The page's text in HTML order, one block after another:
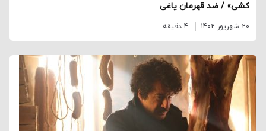
کشی» / ضد قهرمان یاغی
20 شهریور 1402 4 دقیقه